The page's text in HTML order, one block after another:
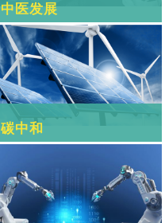
中医发展
碳中和